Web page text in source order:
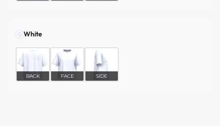
White
BACK FACE SIDE